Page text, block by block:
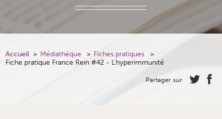
Accueil Médiathèque
Fiches pratiques
Fiche pratique France Rein #42 - L'hyperimmunité
Partager sur